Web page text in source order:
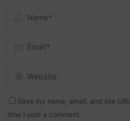
Save my name, email, and site
time I post a comment.